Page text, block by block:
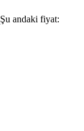
Şu andaki fiyat: